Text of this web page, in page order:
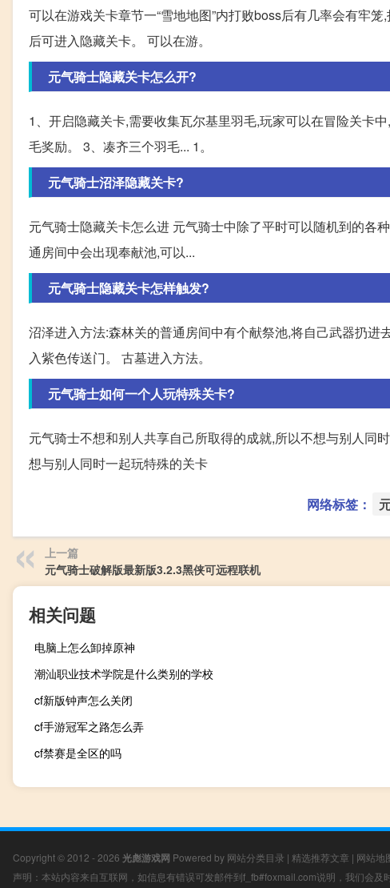
可以在游戏关卡章节一“雪地地图”内打败boss后有几率会有牢
后可进入隐藏关卡。 可以在游。
元气骑士隐藏关卡怎么开?
1、开启隐藏关卡,需要收集瓦尔基里羽毛,玩家可以在冒险关卡
毛奖励。 3、凑齐三个羽毛... 1。
元气骑士沼泽隐藏关卡?
元气骑士隐藏关卡怎么进 元气骑士中除了平时可以随机到的各
通房间中会出现奉献池,可以...
元气骑士隐藏关卡怎样触发?
沼泽进入方法:森林关的普通房间中有个献祭池,将自己武器扔
入紫色传送门。 古墓进入方法。
元气骑士如何一个人玩特殊关卡?
元气骑士不想和别人共享自己所取得的成就,所以不想与别人同
想与别人同时一起玩特殊的关卡
网络标签：
上一篇
元气骑士破解版最新版3.2.3黑侠可远程联机
相关问题
电脑上怎么卸掉原神
潮汕职业技术学院是什么类别的学校
cf新版钟声怎么关闭
cf手游冠军之路怎么弄
cf禁赛是全区的吗
Copyright © 2012 - 2026 光彪游戏网 Powered by 网站分类目录 | 精选推荐文章 | 网站地
声明：本站内容来自互联网，如信息有错误可发邮件到f_fb#foxmail.com说明，我们会及